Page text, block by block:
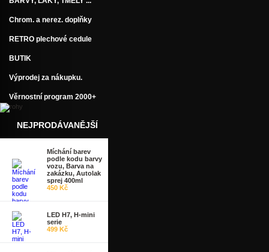
Chrom. a nerez. doplňky
RETRO plechové cedule
BUTIK
Výprodej za nákupku.
Věrnostní program 2000+
NEJPRODÁVANĚJŠÍ
Míchání barev
podle kodu barvy
vozu, Barva na
zakázku, Autolak
sprej 400ml
450 Kč
LED H7, H-mini
serie
499 Kč